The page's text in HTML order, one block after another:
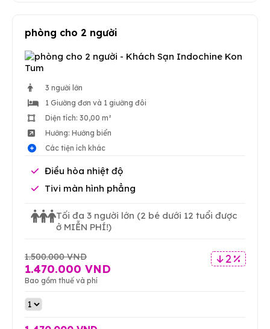
phòng cho 2 người
3 người lớn
1 Giường đơn và 1 giường đôi
Diện tích: 30,00 m²
Hướng: Hướng biển
Các tiện ích khác
Điều hòa nhiệt độ
Tivi màn hình phẳng
Tối đa 3 người lớn (2 bé dưới 12 tuổi được
ở MIỄN PHÍ!)
2 %
1.500.000 VND
1.470.000 VND
Bao gồm thuế và phí